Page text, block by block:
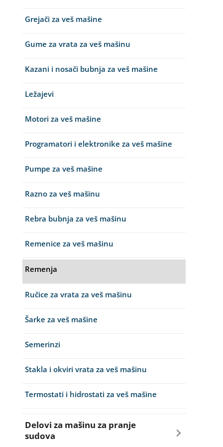
Grejači za veš mašine
Gume za vrata za veš mašinu
Kazani i nosači bubnja za veš mašine
Ležajevi
Motori za veš mašine
Programatori i elektronike za veš mašine
Pumpe za veš mašine
Razno za veš mašinu
Rebra bubnja za veš mašinu
Remenice za veš mašinu
Remenja
Ručice za vrata za veš mašinu
Šarke za veš mašine
Semerinzi
Stakla i okviri vrata za veš mašinu
Termostati i hidrostati za veš mašine
Delovi za mašinu za pranje
sudova